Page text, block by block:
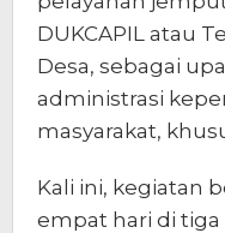
DUKCAPIL atau
Desa, sebagai
administrasi
masyarakat,
Kali ini, kegiatan
empat hari di